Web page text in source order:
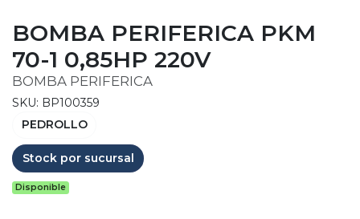
BOMBA PERIFERICA PKM
70-1 0,85HP 220V
BOMBA PERIFERICA
SKU: BP100359
PEDROLLO
Stock por sucursal
Disponible